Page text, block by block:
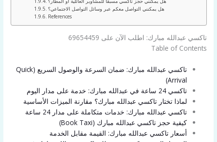
هل يمكنني التواصل معكم عبر وسائل التواصل الاجتماعي؟
References
تاكسي عبدالله مبارك: اطلب الآن على 69654459
Table of Contents
تاكسي عبدالله مبارك: ضمان السرعة والوصول السريع (Quick
Arrival)
تاكسي 24 ساعة في عبدالله مبارك: خدمة على مدار اليوم
لماذا تختار تاكسي عبدالله مبارك؟ مقارنة الميزات الأساسية
تاكسي عبدالله مبارك: خدمات متكاملة على مدار 24 ساعة
كيفية حجز تاكسي عبدالله مبارك (Book Taxi)
أسعار تاكسي عبدالله مبارك: القيمة مقابل الخدمة